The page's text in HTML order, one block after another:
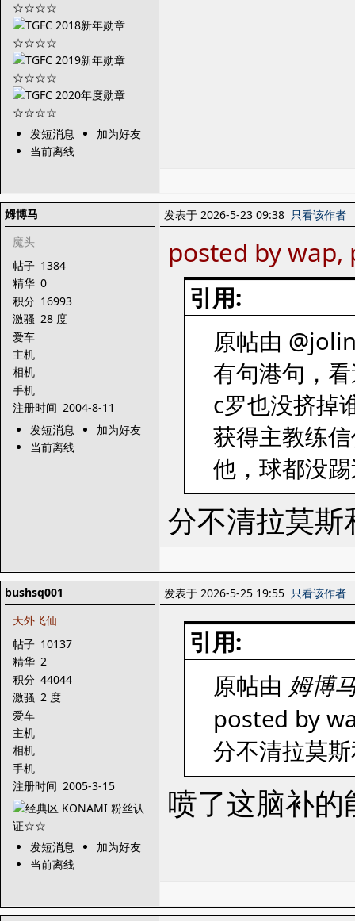
发短消息
加为好友
当前离线
姆博马
魔头
帖子 1384
精华 0
积分 16993
激骚 28 度
爱车
主机
相机
手机
注册时间 2004-8-11
发短消息
加为好友
当前离线
发表于 2026-5-23 09:38 只看该作者
posted by
引用:
原帖由
有句港句，
c罗也没挤掉
获得主教练
他，球都没
分不清拉莫
bushsq001
天外飞仙
帖子 10137
精华 2
积分 44044
激骚 2 度
爱车
主机
相机
手机
注册时间 2005-3-15
发短消息
加为好友
当前离线
发表于 2026-5-25 19:55 只看该作者
引用:
原帖由 姆博
posted by
分不清拉莫
喷了这脑补的